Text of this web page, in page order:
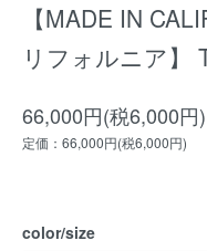
【MADE IN
リフォルニア】
66,000円(税6,000円)
定価：66,000円(税6,000円)
color/size